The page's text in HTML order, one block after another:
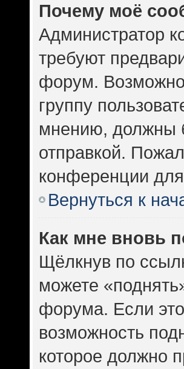
Почему моё
Администратор
требуют
форум. Возможно
группу
мнению, должны
отправкой.
конференции
Вернуться к
Как мне вновь
Щёлкнув по
можете
форума. Если
возможность
которое должно